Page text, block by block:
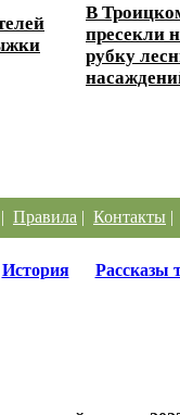
В
пресекли
рубку
| Правила | Контакты |
История Рассказы